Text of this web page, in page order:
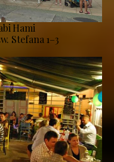
Hami
Stefana 1–3